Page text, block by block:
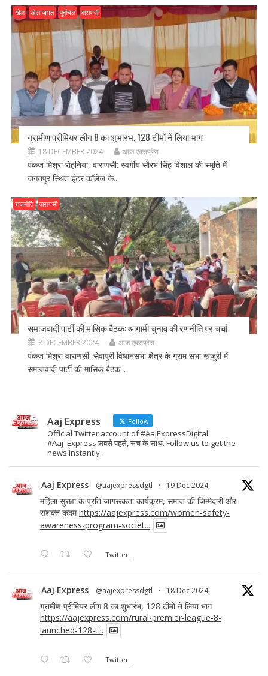
खेल खेल जगत पूर्वांचल वाराणसी
ग्रामीण प्रीमियर लीग 8 का शुभारंभ, 128 टीमों ने लिया भाग
18 DECEMBER 2024 आज एक्सप्रेस
पंकज मिश्रा रोहनिया, वाराणसी: स्वर्गीय सौरभ सिंह विशाल की स्मृति में
जगतपुर स्थित इंटर कॉलेज के...
राजनीति वाराणसी
समाजवादी पार्टी की मासिक बैठक: आगामी चुनाव की रणनीति पर चर्चा
8 DECEMBER 2024 आज एक्सप्रेस
पंकज मिश्रा वाराणसी: सेवापुरी विधानसभा क्षेत्र के ग्राम सभा खजुरी में
समाजवादी पार्टी की मासिक बैठक...
Aaj Express Follow
Official Twitter account of #AajExpressDigital
#Aaj_Express सबसे पहले, सच के साथ. Follow us to get the
news instantly.
Aaj Express @aajexpressdgtl · 19 Dec 2024
महिला सुरक्षा के प्रति जागरूकता कार्यक्रम, समाज की जिम्मेदारी और
सशक्त कदमhttps://aajexpress.com/women-safety-
awareness-program-societ...
Twitter
Aaj Express @aajexpressdgtl · 18 Dec 2024
ग्रामीण प्रीमियर लीग 8 का शुभारंभ, 128 टीमों ने लिया भाग
https://aajexpress.com/rural-premier-league-8-
launched-128-t...
Twitter